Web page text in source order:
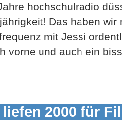
hochschulradio
Das haben wir
mit Jessi
vorne und auch ein
liefen 2000 für